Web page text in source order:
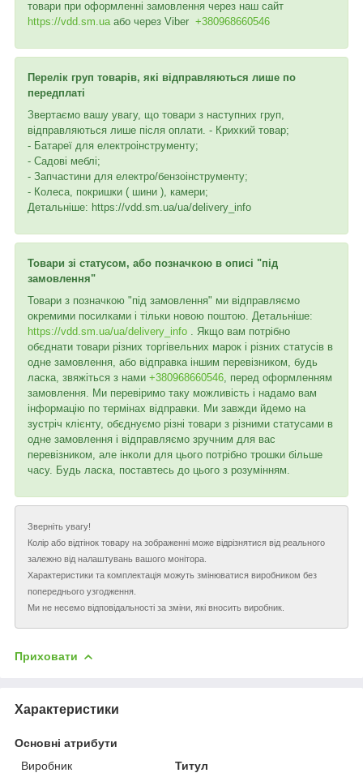
товари при оформленні замовлення через наш сайт
https://vdd.sm.ua або через Viber +380968660546
Перелік груп товарів, які відправляються лише по
передплаті
Звертаємо вашу увагу, що товари з наступних груп,
відправляються лише після оплати. - Крихкий товар;
- Батареї для електроінструменту;
- Садові меблі;
- Запчастини для електро/бензоінструменту;
- Колеса, покришки ( шини ), камери;
Детальніше: https://vdd.sm.ua/ua/delivery_info
Товари зі статусом, або позначкою в описі "під
замовлення"
Товари з позначкою "під замовлення" ми відправляємо
окремими посилками і тільки новою поштою. Детальніше:
https://vdd.sm.ua/ua/delivery_info . Якщо вам потрібно
обєднати товари різних торгівельних марок і різних статусів в
одне замовлення, або відправка іншим перевізником, будь
ласка, звяжіться з нами +380968660546 , перед оформленням
замовлення. Ми перевіримо таку можливість і надамо вам
інформацію по термінах відправки. Ми завжди йдемо на
зустріч клієнту, обєднуємо різні товари з різними статусами в
одне замовлення і відправляємо зручним для вас
перевізником, але інколи для цього потрібно трошки більше
часу. Будь ласка, поставтесь до цього з розумінням.
Зверніть увагу!
Колір або відтінок товару на зображенні може відрізнятися від реального
залежно від налаштувань вашого монітора.
Характеристики та комплектація можуть змінюватися виробником без
попереднього узгодження.
Ми не несемо відповідальності за зміни, які вносить виробник.
Приховати
Характеристики
Основні атрибути
Виробник
Титул